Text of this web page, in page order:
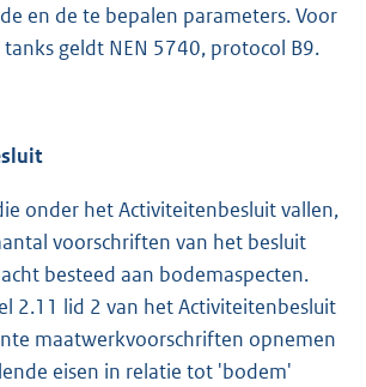
en de te bepalen parameters. Voor
geldt NEN 5740, protocol B9.
onder het Activiteitenbesluit vallen,
voorschriften van het besluit
besteed aan bodemaspecten.
2.11 lid 2 van het Activiteitenbesluit
maatwerkvoorschriften opnemen
eisen in relatie tot 'bodem'